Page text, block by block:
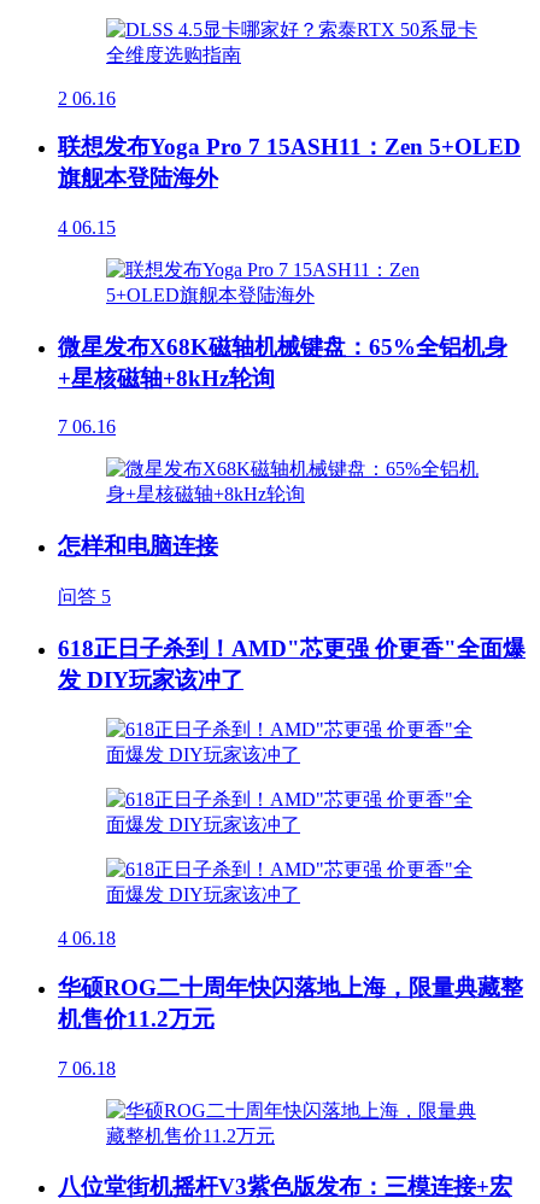
2 06.16
联想发布Yoga Pro 7 15ASH11：Zen 5+OLED
旗舰本登陆海外
4 06.15
微星发布X68K磁轴机械键盘：65%全铝机身
+星核磁轴+8kHz轮询
7 06.16
怎样和电脑连接
问答 5
618正日子杀到！AMD"芯更强 价更香"全面爆
发 DIY玩家该冲了
4 06.18
华硕ROG二十周年快闪落地上海，限量典藏整
机售价11.2万元
7 06.18
八位堂街机摇杆V3紫色版发布：三模连接+宏